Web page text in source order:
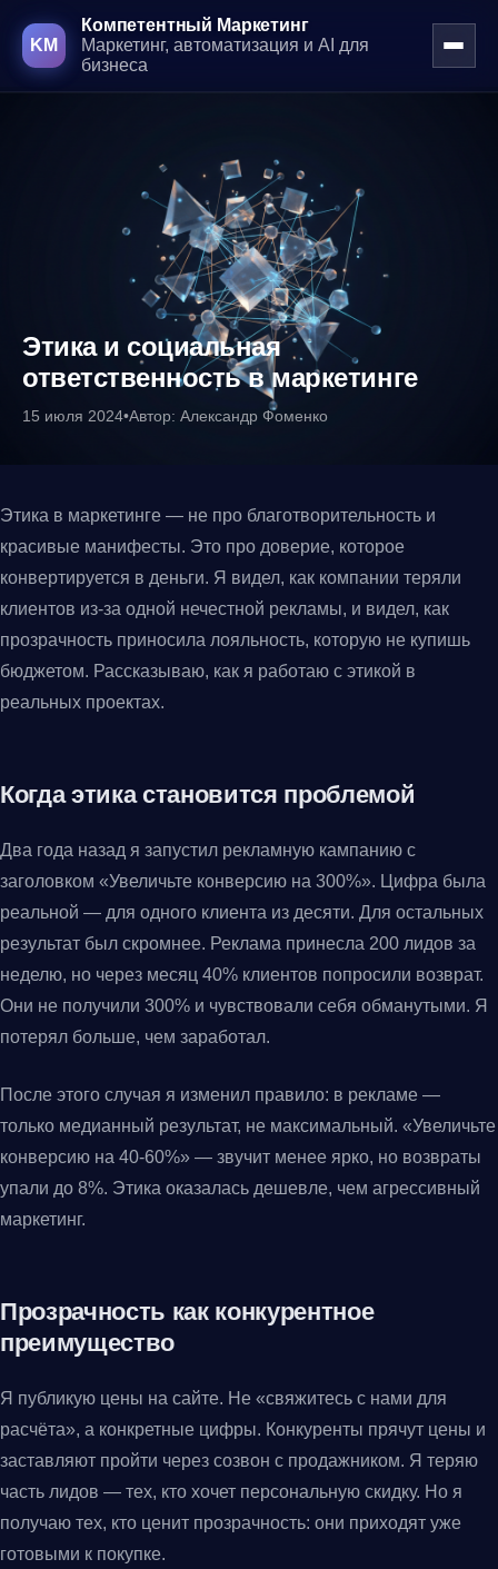
Перейти к основному контенту
KM
Компетентный Маркетинг
Маркетинг, автоматизация и AI для
бизнеса
Этика и социальная
ответственность в маркетинге
15 июля 2024•Автор: Александр Фоменко
Этика в маркетинге — не про благотворительность и
красивые манифесты. Это про доверие, которое
конвертируется в деньги. Я видел, как компании теряли
клиентов из-за одной нечестной рекламы, и видел, как
прозрачность приносила лояльность, которую не купишь
бюджетом. Рассказываю, как я работаю с этикой в
реальных проектах.
Когда этика становится проблемой
Два года назад я запустил рекламную кампанию с
заголовком «Увеличьте конверсию на 300%». Цифра была
реальной — для одного клиента из десяти. Для остальных
результат был скромнее. Реклама принесла 200 лидов за
неделю, но через месяц 40% клиентов попросили возврат.
Они не получили 300% и чувствовали себя обманутыми. Я
потерял больше, чем заработал.
После этого случая я изменил правило: в рекламе —
только медианный результат, не максимальный. «Увеличьте
конверсию на 40-60%» — звучит менее ярко, но возвраты
упали до 8%. Этика оказалась дешевле, чем агрессивный
маркетинг.
Прозрачность как конкурентное
преимущество
Я публикую цены на сайте. Не «свяжитесь с нами для
расчёта», а конкретные цифры. Конкуренты прячут цены и
заставляют пройти через созвон с продажником. Я теряю
часть лидов — тех, кто хочет персональную скидку. Но я
получаю тех, кто ценит прозрачность: они приходят уже
готовыми к покупке.